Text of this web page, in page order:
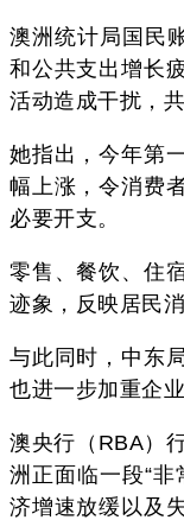
澳洲统计局国民
和公共支出增长
活动造成干扰，
她指出，今年第
幅上涨，令消费
必要开支。
零售、餐饮、住
迹象，反映居民
与此同时，中东
也进一步加重企
澳央行（RBA）
洲正面临一段“
济增速放缓以及